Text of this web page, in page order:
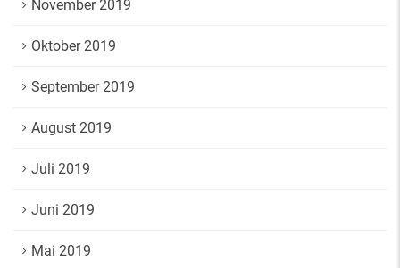
November 2019
Oktober 2019
September 2019
August 2019
Juli 2019
Juni 2019
Mai 2019